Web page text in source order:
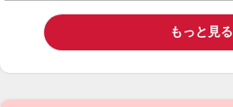
もっと見る